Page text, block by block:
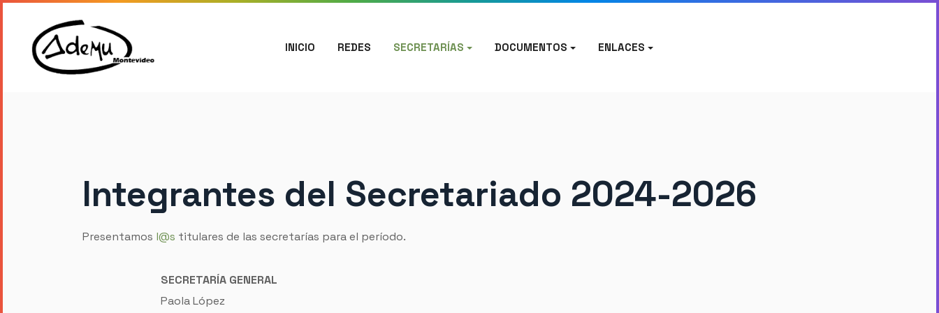
INICIO REDES SECRETARÍAS DOCUMENTOS ENLACES
Integrantes del Secretariado 2024-2026
Presentamos l@s titulares de las secretarías para el período.
SECRETARÍA GENERAL
Paola López